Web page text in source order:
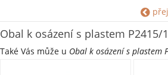
Obal k osázení s plastem P2415/1
Také Vás může u Obal k osázení s plastem